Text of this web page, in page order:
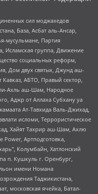
сил моджахедов
База, Асбат аль-Ансар,
мусульмане, Партия
Исламская группа, Движение
социальных реформ,
Дом двух святых, Джунд аш-
АБТО, Правый сектор,
ли-Ахль аш-Шам, Народное
Аджр от Аллаха Субхану уа
Ат-Тавхида Валь-Джихад,
исломи, Террористическое
Хайят Тахрир аш-Шам, Ахлю
Артподготовка,
Колумбайн, Хатлонский
п. Кушкуль г. Оренбург,
имени Номана
Таджикистана,
московская ячейка, Батал-